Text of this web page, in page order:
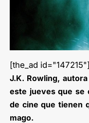
[the_ad id="147215"]
J.K. Rowling,
este jueves que se
de cine que tienen
mago.